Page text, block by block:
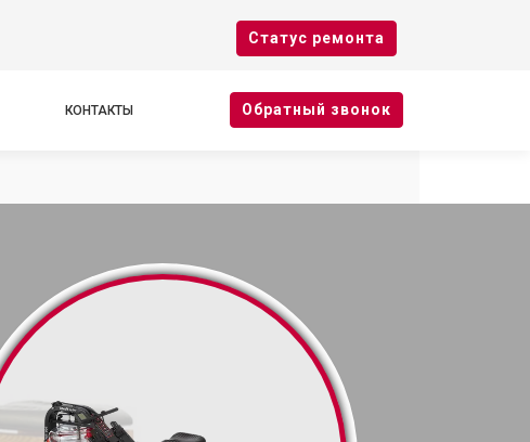
Cтатус ремонта
КОНТАКТЫ Oбратный звонок